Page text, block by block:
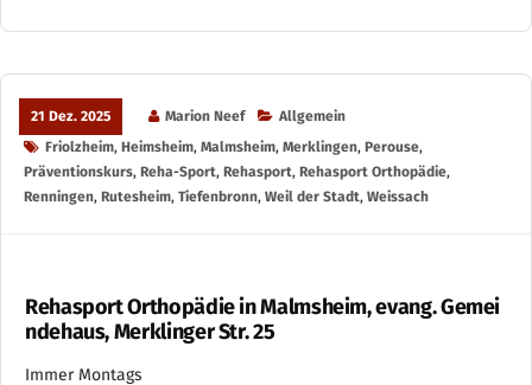
21 Dez. 2025 Marion Neef
Allgemein
Friolzheim, Heimsheim, Malmsheim, Merklingen, Perouse,
Präventionskurs, Reha-Sport, Rehasport, Rehasport Orthopädie,
Renningen, Rutesheim, Tiefenbronn, Weil der Stadt, Weissach
Rehasport Orthopädie in Malmsheim, evang. Gemei
ndehaus, Merklinger Str. 25
Immer Montags